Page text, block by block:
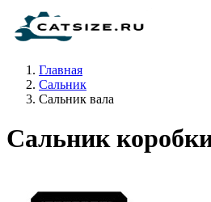
Главная
Сальник
Сальник вала
Сальник